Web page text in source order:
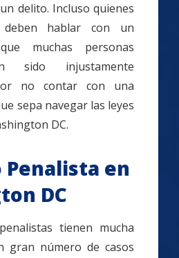
delito. Incluso quienes
deben hablar con un
muchas personas
sido injustamente
no contar con una
sepa navegar las leyes
DC.
Penalista en
DC
tienen mucha
gran número de casos